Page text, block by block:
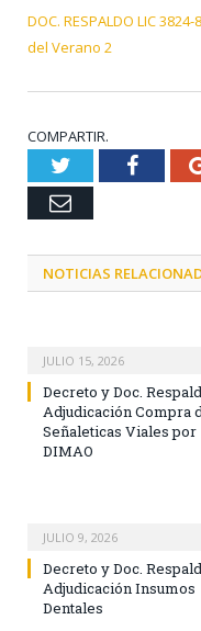
DOC. RESPALDO LIC
del Verano 2
COMPARTIR.
Twitter
Email
NOTICIAS
JULIO 15, 2026
Decreto y Doc.
Adjudicación Compra
Señaleticas Viales por
DIMAO
JULIO 9, 2026
Decreto y Doc.
Adjudicación Insumos
Dentales